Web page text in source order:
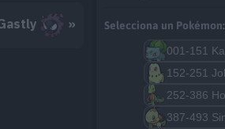
» Selecciona un Pokémon: